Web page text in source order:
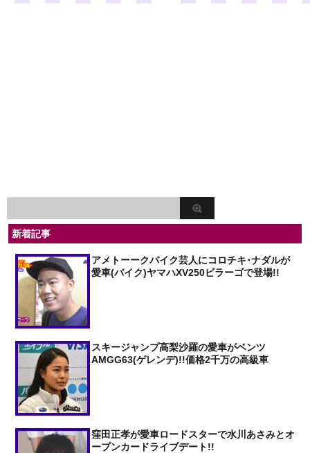
新着記事
アメトーークバイク芸人にコロチキ･ナダルが
愛車(バイク)ヤマハXV250ビラーゴで登場!!
スキージャンプ高梨沙羅の愛車がベンツ
AMGG63(ゲレンデ)!!価格2千万の高級車
窪田正孝が愛車ロードスターで水川あさみとオ
ープンカードライブデート!!